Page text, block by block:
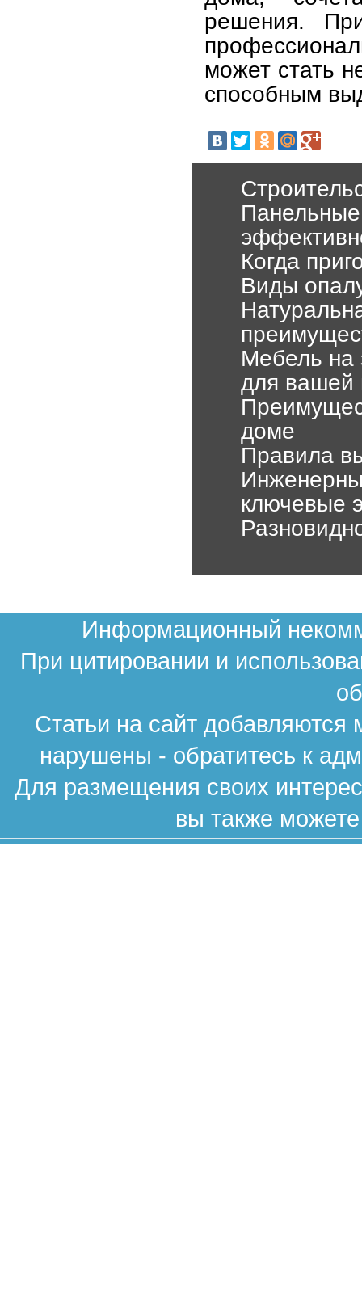
решения.
может стать
способным
Когда
Виды
Мебель на
для вашей
доме
Правила
ключевые
Информационный
При цитировании и
Статьи на сайт
нарушены - обратитесь к
Для размещения своих
вы также